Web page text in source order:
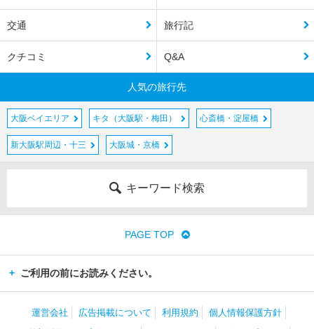
交通 旅行記
クチコミ Q&A
人気の旅行先
大阪ベイエリア キタ（大阪駅・梅田） 心斎橋・淀屋橋
新大阪駅周辺・十三 大阪城・京橋
キーワード検索
PAGE TOP
ご利用の前にお読みください。
運営会社 広告掲載について 利用規約
個人情報保護方針